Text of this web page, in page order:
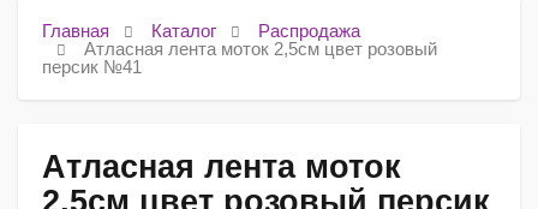
Главная Каталог
Распродажа
Атласная лента моток 2,5см цвет розовый
персик №41
Атласная лента моток
2,5см цвет розовый персик